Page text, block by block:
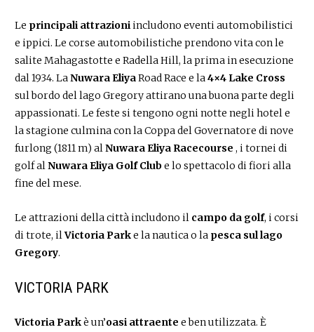
Le principali attrazioniincludono eventi automobilistici
e ippici. Le corse automobilistiche prendono vita con le
salite Mahagastotte e Radella Hill, la prima in esecuzione
dal 1934. LaNuwara EliyaRoad Race e la4×4 Lake Cross
sul bordo del lago Gregory attirano una buona parte degli
appassionati. Le feste si tengono ogni notte negli hotel e
la stagione culmina con la Coppa del Governatore di nove
furlong (1811 m) alNuwara Eliya Racecourse , i tornei di
golf alNuwara Eliya Golf Clube lo spettacolo di fiori alla
fine del mese.
Le attrazioni della città includono il campo da golf, i corsi
di trote, ilVictoria Parke la nautica o la pesca sul lago
Gregory.
VICTORIA PARK
Victoria Parkè un’oasi attraente e ben utilizzata. È